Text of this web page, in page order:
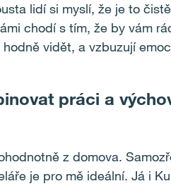
lidí si myslí, že je to
chodí s tím, že by vám
vidět, a vzbuzují
práci a
z domova.
je pro mě ideální. Já i